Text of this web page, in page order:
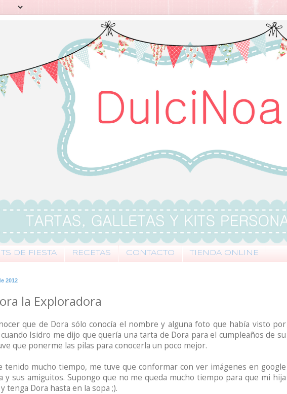
DE FIESTA RECETAS CONTACTO TIENDA ONLINE
2012
la Exploradora
que de Dora sólo conocía el nombre y alguna foto que había visto por
Isidro me dijo que quería una tarta de Dora para el cumpleaños de su
que ponerme las pilas para conocerla un poco mejor.
tenido mucho tiempo, me tuve que conformar con ver imágenes en google
y sus amiguitos. Supongo que no me queda mucho tiempo para que mi hija
tenga Dora hasta en la sopa ;).